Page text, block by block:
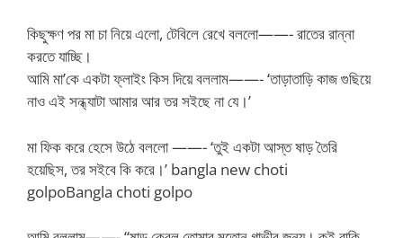
কিছুক্ষণ পর মা চা নিয়ে এলো, টেবিলে রেখে বললো——- রাতের রান্না
করতে যাচ্ছি।
আমি মা’কে একটা ফ্লাইং কিস দিয়ে বললাম——- ‘তাড়াতাড়ি কাজ গুছিয়ে
নাও এই সন্ধ্যাটা আমার আর তর সইছে না যে।’
মা ফিক করে হেসে উঠে বললো ——- ‘তুই একটা আস্ত ষাড় তৈরি
হয়েছিস, তর সইবে কি করে।’ bangla new choti
golpoBangla choti golpo